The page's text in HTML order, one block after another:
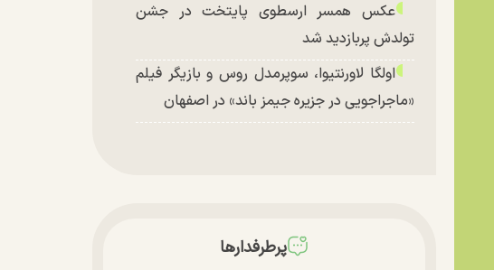
عکس همسر ارسطوی پایتخت در جشن
تولدش پربازدید شد
اولگا لاورنتیوا، سوپرمدل روس و بازیگر فیلم
«ماجراجویی در جزیره جیمز باند» در اصفهان
پرطرفدارها